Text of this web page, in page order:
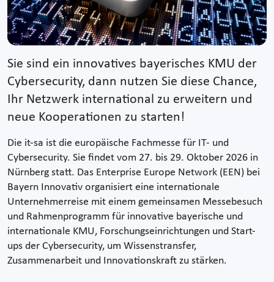
Sie sind ein innovatives bayerisches KMU der
Cybersecurity, dann nutzen Sie diese Chance,
Ihr Netzwerk international zu erweitern und
neue Kooperationen zu starten!
Die it-sa ist die europäische Fachmesse für IT- und
Cybersecurity. Sie findet vom 27. bis 29. Oktober 2026 in
Nürnberg statt. Das Enterprise Europe Network (EEN) bei
Bayern Innovativ organisiert eine internationale
Unternehmerreise mit einem gemeinsamen Messebesuch
und Rahmenprogramm für innovative bayerische und
internationale KMU, Forschungseinrichtungen und Start-
ups der Cybersecurity, um Wissenstransfer,
Zusammenarbeit und Innovationskraft zu stärken.